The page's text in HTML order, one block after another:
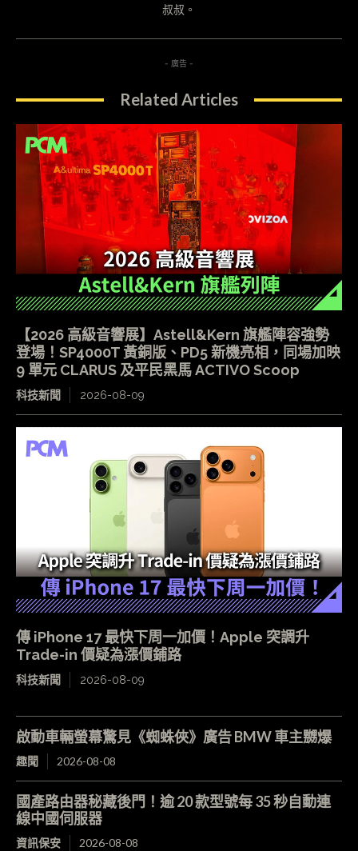
叔叔。
- 廣告 -
Related Articles
【2026 高級音響展】Astell&Kern 旗艦陣容強勢
登場！SP4000T 黃銅版、PD5 新機亮相，同場加映
9 單元 CLARUS 及平民黑馬 ACTIVO Scoop
科技新聞 2026-08-09
傳 iPhone 17 最快下周一加價！Apple 突調升
Trade-in 價疑為漲價鋪路
科技新聞 2026-08-09
啟動車輛螢幕驚見《蜘蛛俠》廣告 BMW 車主嬲爆
趣聞 2026-08-08
國產路由器秘藏後門！逾 20 款型號每 35 秒自動連
線中國伺服器
資訊保安 2026-08-08